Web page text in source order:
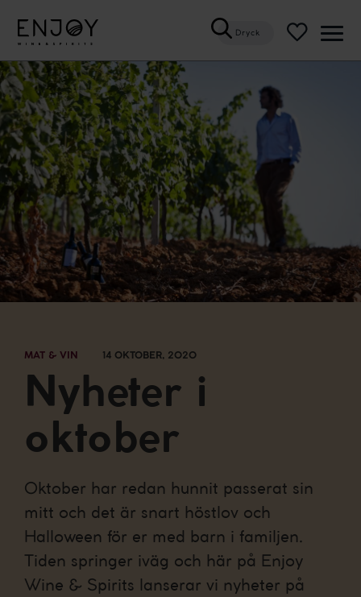
Dryck
MAT & VIN 14 OKTOBER, 2020
Nyheter i
oktober
Oktober har redan hunnit passerat sin
mitt och det är snart höstlov och
Halloween för er med barn i familjen.
Tiden springer iväg och här på Enjoy
Wine & Spirits lanserar vi nyheter på